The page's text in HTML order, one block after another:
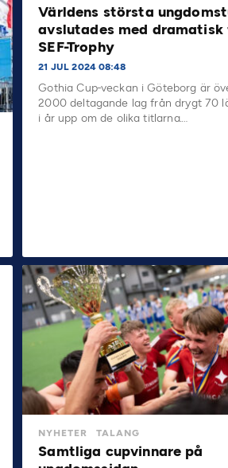
Världens största
avslutades med dramatisk
SEF-Trophy
21 JUL 2024 08:48
Gothia Cup-veckan i Göteborg är
2000 deltagande lag från drygt 70
i år upp om de olika titlarna.…
NYHETER TALANG
Samtliga cupvinnare på